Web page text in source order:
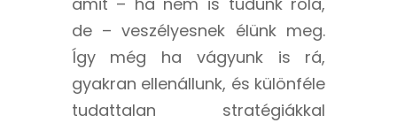
de – veszélyesnek élünk meg.
Így még ha vágyunk is rá,
gyakran ellenállunk, és különféle
tudattalan stratégiákkal